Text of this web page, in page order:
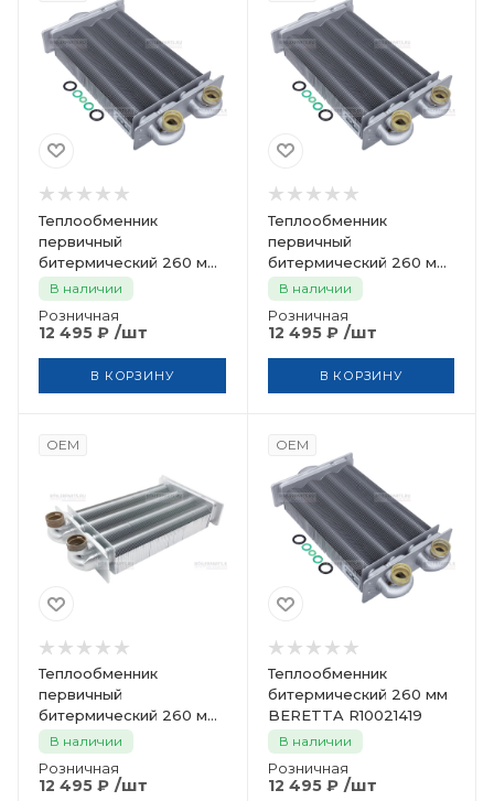
Теплообменник
первичный
битермический 260 мм
BERETTA R2310
В наличии
Розничная
12 495 ₽ /шт
В КОРЗИНУ
Теплообменник
первичный
битермический 260 мм
BERETTA 20005150
В наличии
Розничная
12 495₽ /шт
В КОРЗИНУ
OEM
Теплообменник
первичный
битермический 260 мм
BERETTA 2310
В наличии
Розничная
12 495 ₽ /шт
OEM
Теплообменник
битермический 260 мм
BERETTA R10021419
В наличии
Розничная
12 495₽ /шт